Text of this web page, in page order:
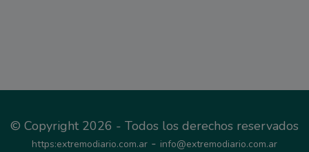
© Copyright 2026 - Todos los derechos reservados
https:extremodiario.com.ar - info@extremodiario.com.ar